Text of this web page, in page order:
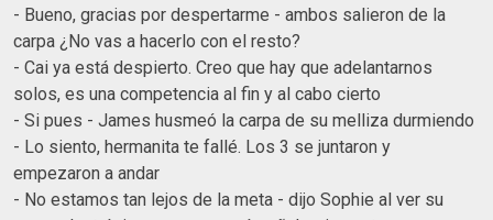
- Bueno, gracias por despertarme - ambos salieron de la
carpa ¿No vas a hacerlo con el resto?
- Cai ya está despierto. Creo que hay que adelantarnos
solos, es una competencia al fin y al cabo cierto
- Si pues - James husmeó la carpa de su melliza durmiendo
- Lo siento, hermanita te fallé. Los 3 se juntaron y
empezaron a andar
- No estamos tan lejos de la meta - dijo Sophie al ver su